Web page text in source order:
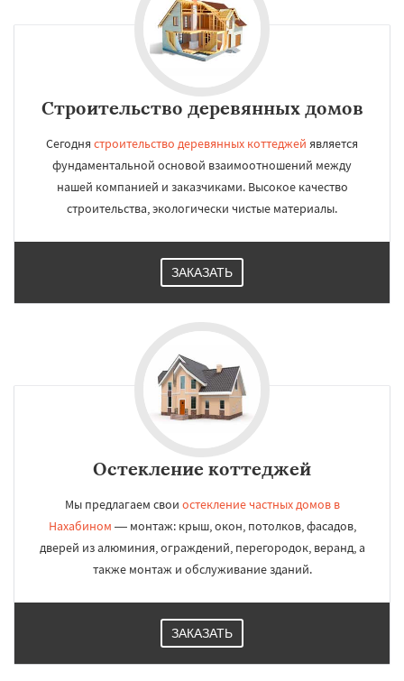
Строительство деревянных домов
Сегодня строительство деревянных коттеджей является
фундаментальной основой взаимоотношений между
нашей компанией и заказчиками. Высокое качество
строительства, экологически чистые материалы.
ЗАКАЗАТЬ
Остекление коттеджей
Мы предлагаем свои остекление частных домов в
Нахабином — монтаж: крыш, окон, потолков, фасадов,
дверей из алюминия, ограждений, перегородок, веранд, а
также монтаж и обслуживание зданий.
ЗАКАЗАТЬ